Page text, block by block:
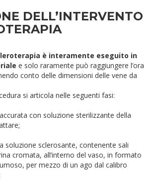
DELL’INTERVENTO
è interamente eseguito in
e solo raramente può raggiungere l’ora
conto delle dimensioni delle vene da
si articola nelle seguenti fasi:
con soluzione sterilizzante della
soluzione sclerosante, contenente sali
cromata, all’interno del vaso, in formato
per mezzo di un ago dal calibro